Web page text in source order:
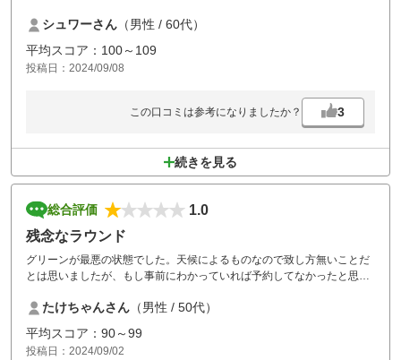
シュワーさん （男性 / 60代）
平均スコア：100～109
投稿日：2024/09/08
この口コミは参考になりましたか？ 3
続きを見る
総合評価
1.0
残念なラウンド
グリーンが最悪の状態でした。天候によるものなので致し方無いことだ
とは思いましたが、もし事前にわかっていれば予約してなかったと思い
あっても良かったのではないでしょうか？
たけちゃんさん （男性 / 50代）
平均スコア：90～99
投稿日：2024/09/02